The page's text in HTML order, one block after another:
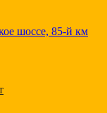
шоссе, 85-й км